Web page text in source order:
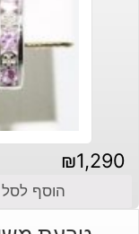
₪1,290
הוסף לסל